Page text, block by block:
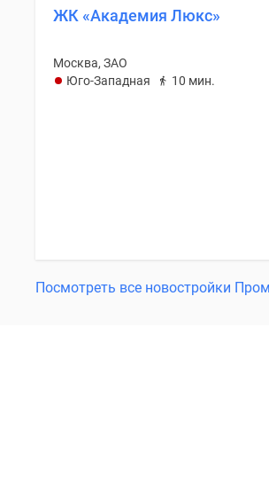
ЖК «Академия Люкс»
Москва, ЗАО
Юго-Западная
10 мин.
Посмотреть все новостройки